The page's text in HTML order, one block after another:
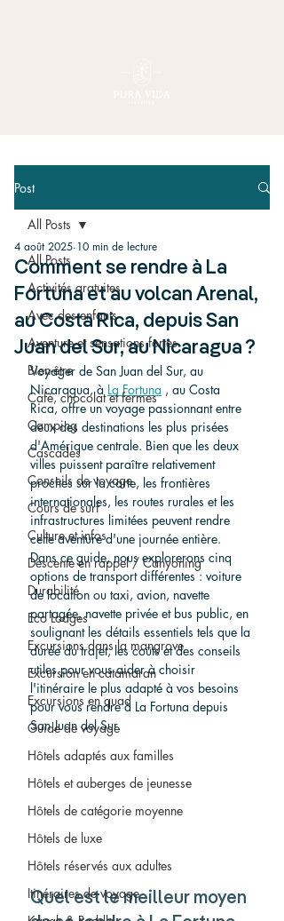
Post
All Posts
Activités gratuites
Avec des enfants
Aventure et sensations fortes
Bien-être
Café, chocolat et fermes
Camping
Cascades
Conseils de voyage
Cours de surf
Culture et infos
Descente en rappel / Canyoning
Durabilité
Eco Lodges
Excursions dans la mangrove
Excursion en catamaran
Excursions en quad
Guide de voyage
Hôtels adaptés aux familles
Hôtels et auberges de jeunesse
Hôtels de catégorie moyenne
Hôtels de luxe
Hôtels réservés aux adultes
Itinéraires de voyage
All Posts
Comment se rendre à La
Fortuna et au volcan Arenal,
au Costa Rica, depuis San
Juan del Sur, au Nicaragua ?
4 août 2025 10 min de lecture
Voyager de San Juan del Sur, au
Nicaragua, à La Fortuna , au Costa
Rica, offre un voyage passionnant entre
deux des destinations les plus prisées
d'Amérique centrale. Bien que les deux
villes puissent paraître relativement
proches sur la carte, les frontières
internationales, les routes rurales et les
infrastructures limitées peuvent rendre
cette aventure d'une journée entière.
Dans ce guide, nous explorerons cinq
options de transport différentes : voiture
de location ou taxi, avion, navette
partagée, navette privée et bus public, en
soulignant les détails essentiels tels que la
durée du trajet, les coûts et des conseils
utiles pour vous aider à choisir
l'itinéraire le plus adapté à vos besoins
pour vous rendre à La Fortuna depuis
San Juan del Sur.
Quel est le meilleur moyen